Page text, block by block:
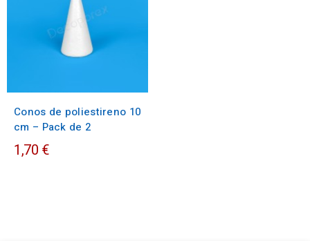
Conos de poliestireno 10
cm – Pack de 2
1,70 €